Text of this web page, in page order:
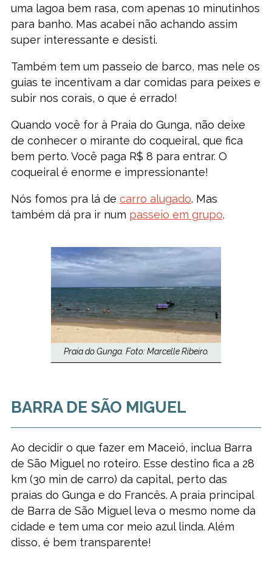
uma lagoa bem rasa, com apenas 10 minutinhos
para banho. Mas acabei não achando assim
super interessante e desisti.
Também tem um passeio de barco, mas nele os
guias te incentivam a dar comidas para peixes e
subir nos corais, o que é errado!
Quando você for à Praia do Gunga, não deixe
de conhecer o mirante do coqueiral, que fica
bem perto. Você paga R$ 8 para entrar. O
coqueiral é enorme e impressionante!
Nós fomos pra lá de carro alugado. Mas
também dá pra ir num passeio em grupo.
Praia do Gunga. Foto: Marcelle Ribeiro.
BARRA DE SÃO MIGUEL
Ao decidir o que fazer em Maceió, inclua Barra
de São Miguel no roteiro. Esse destino fica a 28
km (30 min de carro) da capital, perto das
praias do Gunga e do Francês. A praia principal
de Barra de São Miguel leva o mesmo nome da
cidade e tem uma cor meio azul linda. Além
disso, é bem transparente!